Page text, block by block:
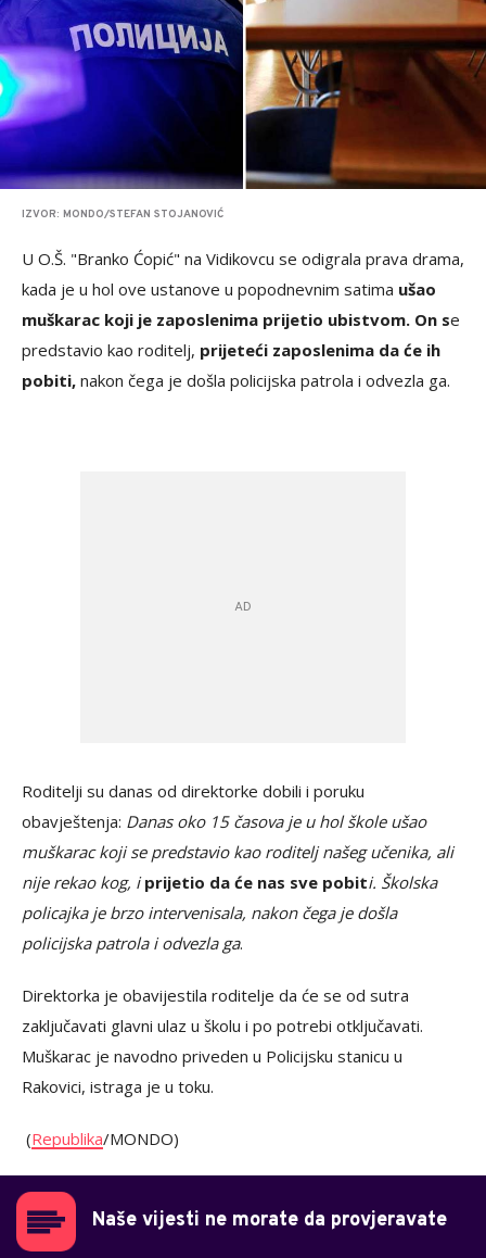
IZVOR: MONDO/STEFAN STOJANOVIĆ
U O.Š. "Branko Ćopić" na Vidikovcu se odigrala prava drama,
kada je u hol ove ustanove u popodnevnim satima ušao
muškarac koji je zaposlenima prijetio ubistvom. On se
predstavio kao roditelj, prijeteći zaposlenima da će ih
pobiti, nakon čega je došla policijska patrola i odvezla ga.
Roditelji su danas od direktorke dobili i poruku
obavještenja: Danas oko 15 časova je u hol škole ušao
muškarac koji se predstavio kao roditelj našeg učenika, ali
nije rekao kog, iprijetio da će nas sve pobiti. Školska
policajka je brzo intervenisala, nakon čega je došla
policijska patrola i odvezla ga.
Direktorka je obavijestila roditelje da će se od sutra
zaključavati glavni ulaz u školu i po potrebi otključavati.
Muškarac je navodno priveden u Policijsku stanicu u
Rakovici, istraga je u toku.
(Republika/MONDO)
Naše vijesti ne morate da provjeravate